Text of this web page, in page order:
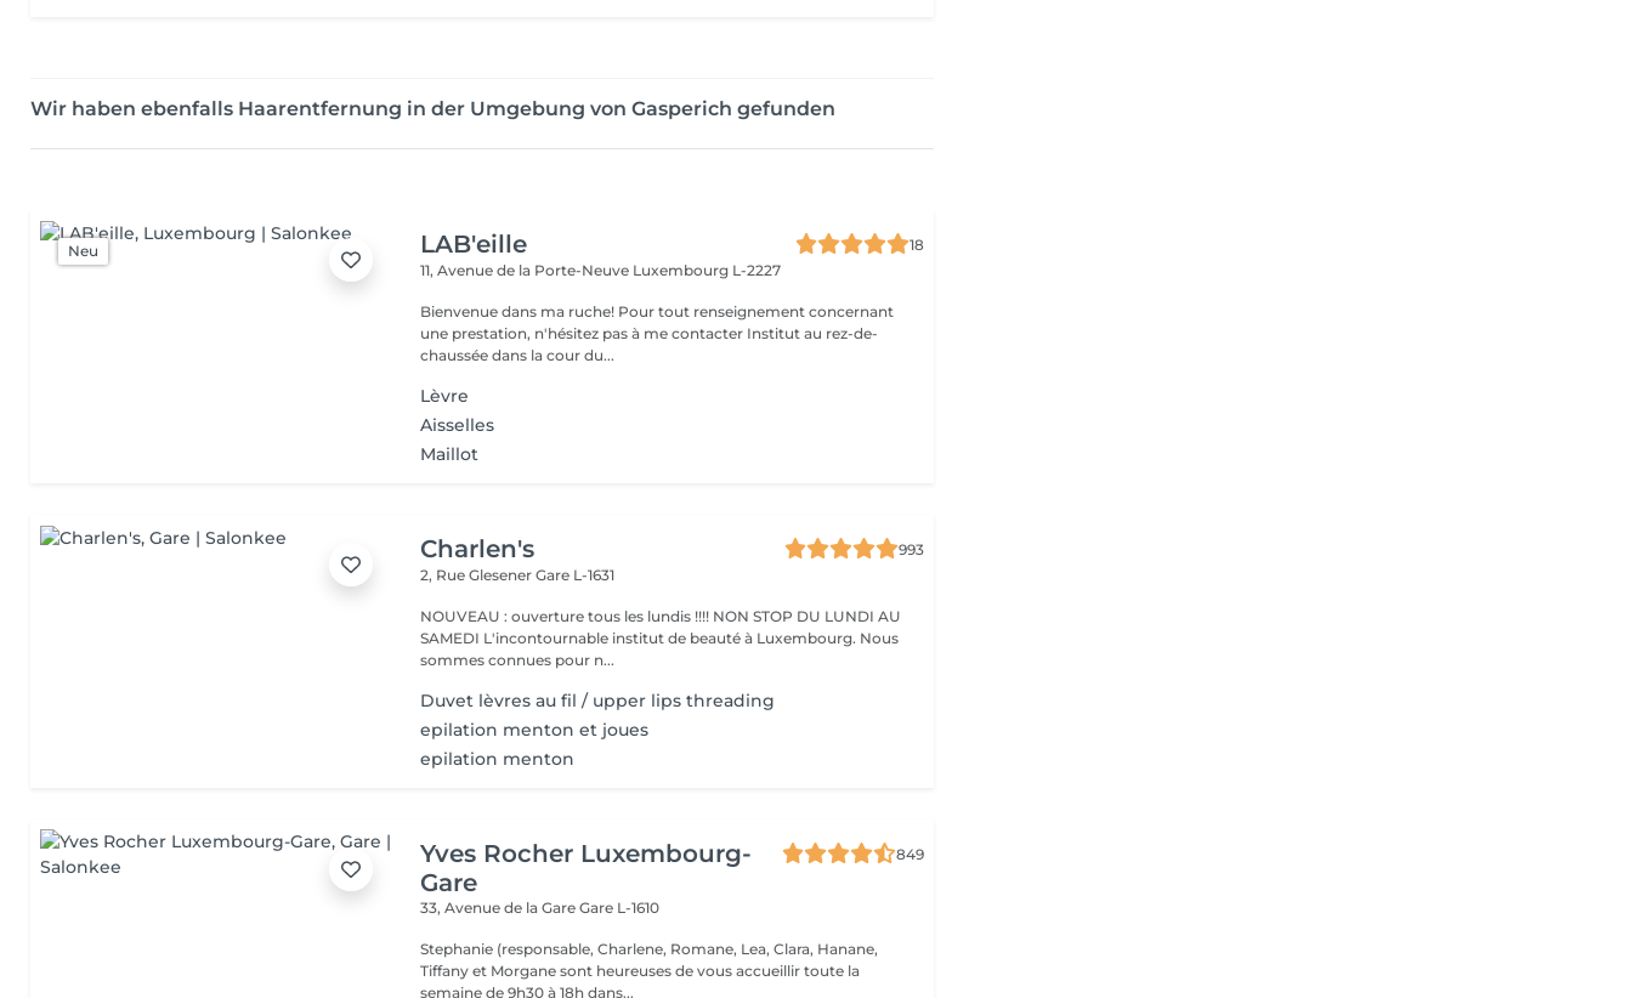
Wir haben ebenfalls Haarentfernung in der Umgebung von Gasperich gefunden
Neu LAB'eille
18
11, Avenue de la Porte-Neuve Luxembourg L-2227
Bienvenue dans ma ruche! Pour tout renseignement concernant
une prestation, n'hésitez pas à me contacter Institut au rez-de-
chaussée dans la cour du...
Lèvre
Aisselles
Maillot
Charlen's
993
2, Rue GlesenerGare L-1631
NOUVEAU : ouverture tous les lundis !!!! NON STOP DU LUNDI AU
SAMEDI L'incontournable institut de beauté à Luxembourg. Nous
sommes connues pour n...
Duvet lèvres au fil / upper lips threading
epilation menton et joues
epilation menton
Yves Rocher Luxembourg-
Gare
849
33, Avenue de la GareGare L-1610
Stephanie (responsable, Charlene, Romane, Lea, Clara, Hanane,
Tiffany et Morgane sont heureuses de vous accueillir toute la
semaine de 9h30 à 18h dans...